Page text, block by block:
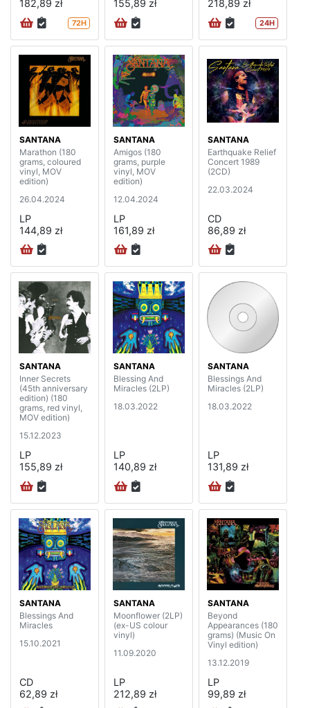
182,89 zł
72H
155,89 zł 218,89 zł
24H
SANTANA
Marathon (180
grams, coloured
vinyl, MOV
edition)
26.04.2024
LP
144,89 zł
SANTANA
Amigos (180
grams, purple
vinyl, MOV
edition)
12.04.2024
LP
161,89 zł
SANTANA
Earthquake Relief
Concert 1989
(2CD)
22.03.2024
CD
86,89 zł
SANTANA
Inner Secrets
(45th anniversary
edition) (180
grams, red vinyl,
MOV edition)
15.12.2023
LP
155,89 zł
SANTANA
Blessing And
Miracles (2LP)
18.03.2022
LP
140,89 zł
SANTANA
Blessings And
Miracles (2LP)
18.03.2022
LP
131,89 zł
SANTANA
Blessings And
Miracles
15.10.2021
CD
62,89 zł
SANTANA
Moonflower (2LP)
(ex-US colour
vinyl)
11.09.2020
LP
212,89 zł
SANTANA
Beyond
Appearances (180
grams) (Music On
Vinyl edition)
13.12.2019
LP
99,89 zł